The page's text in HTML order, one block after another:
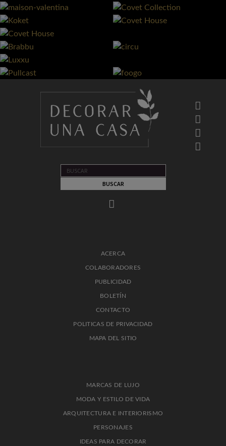
ACERCA
COLABORADORES
PUBLICIDAD
BOLETÍN
CONTACTO
POLITICAS DE PRIVACIDAD
MAPA DEL SITIO
MARCAS DE LUJO
MODA Y ESTILO DE VIDA
ARQUITECTURA E INTERIORISMO
PERSONAJES
IDEAS PARA DECORAR